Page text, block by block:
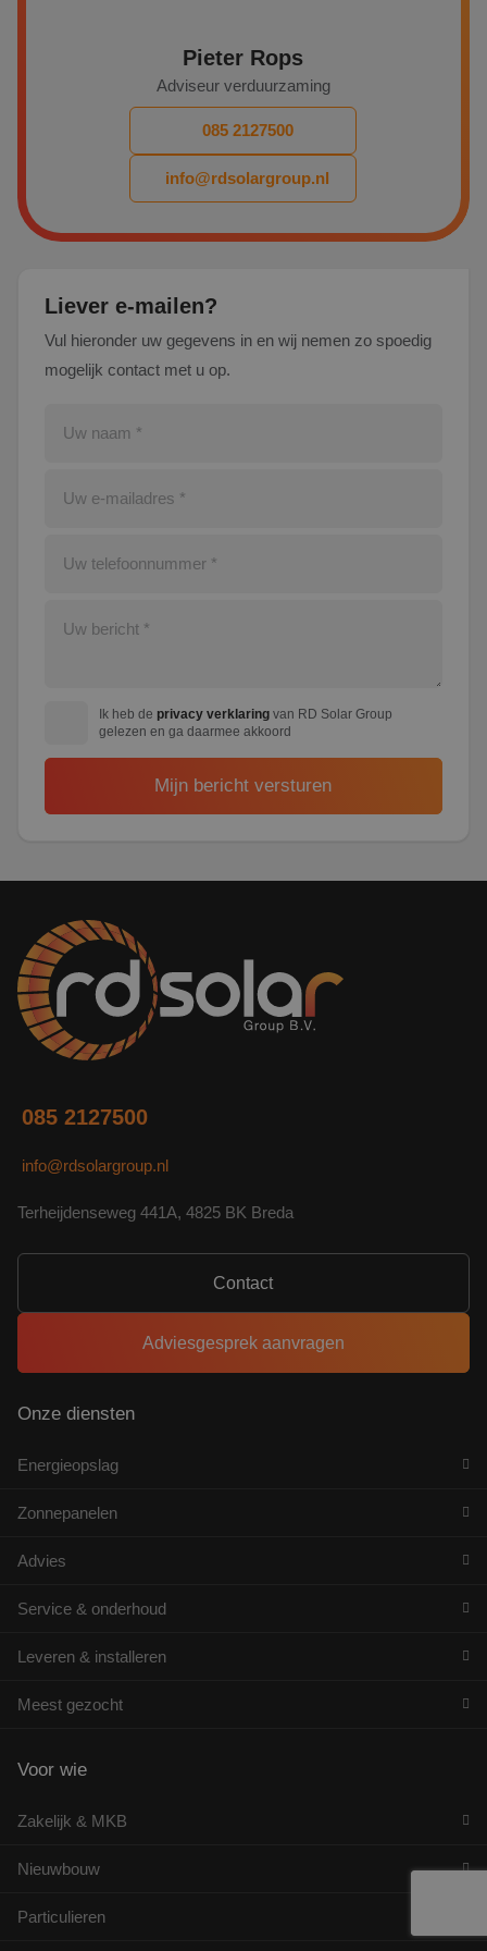
Pieter Rops
Adviseur verduurzaming
085 2127500
info@rdsolargroup.nl
Liever e-mailen?
Vul hieronder uw gegevens in en wij nemen zo spoedig
mogelijk contact met u op.
Ik heb de privacy verklaring van RD Solar Group
gelezen en ga daarmee akkoord
085 2127500
info@rdsolargroup.nl
Terheijdenseweg 441A, 4825 BK Breda
Contact
Adviesgesprek aanvragen
Onze diensten
Energieopslag
Zonnepanelen
Advies
Service & onderhoud
Leveren & installeren
Meest gezocht
Voor wie
Zakelijk & MKB
Nieuwbouw
Particulieren